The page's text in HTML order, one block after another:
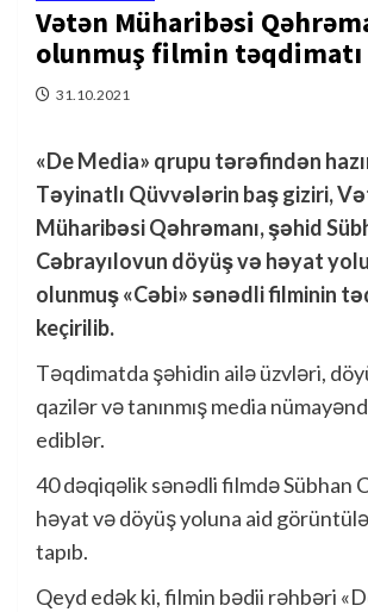
Vətən Müharibəsi
olunmuş filmin təqdimatı
31.10.2021
«De Media» qrupu tərəfindən
Təyinatlı Qüvvələrin baş giziri,
Müharibəsi Qəhrəmanı, şəhid
Cəbrayılovun döyüş və həyat
olunmuş «Cəbi» sənədli filminin
keçirilib.
Təqdimatda şəhidin ailə üzvləri,
qazilər və tanınmış media
ediblər.
40 dəqiqəlik sənədli filmdə Sübhan
həyat və döyüş yoluna aid
tapıb.
Qeyd edək ki, filmin bədii rəhbəri